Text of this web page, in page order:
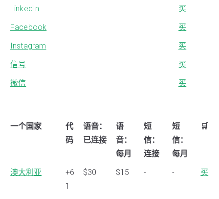
LinkedIn
买
Facebook
买
Instagram
买
信号
买
微信
买
一个国家
代
码
语音：
已连接
语
音：
每月
短
信：
连接
短
信：
每月
🛒
澳大利亚
+6
1
$30 $15 - - 买